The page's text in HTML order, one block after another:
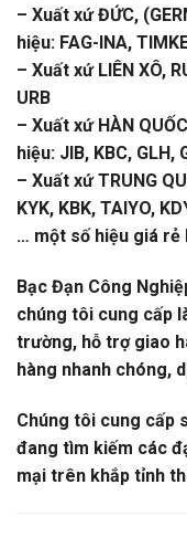
– Xuất xứ ĐỨC,
hiệu: FAG-INA,
– Xuất xứ LIÊN XÔ,
URB
– Xuất xứ HÀN
hiệu: JIB, KBC, GLH,
– Xuất xứ TRUNG
KYK, KBK, TAIYO,
… một số hiệu giá rẻ
Bạc Đạn Công
chúng tôi cung cấp
trường, hỗ trợ giao
hàng nhanh chóng,
Chúng tôi cung cấp
đang tìm kiếm các
mại trên khắp tỉnh